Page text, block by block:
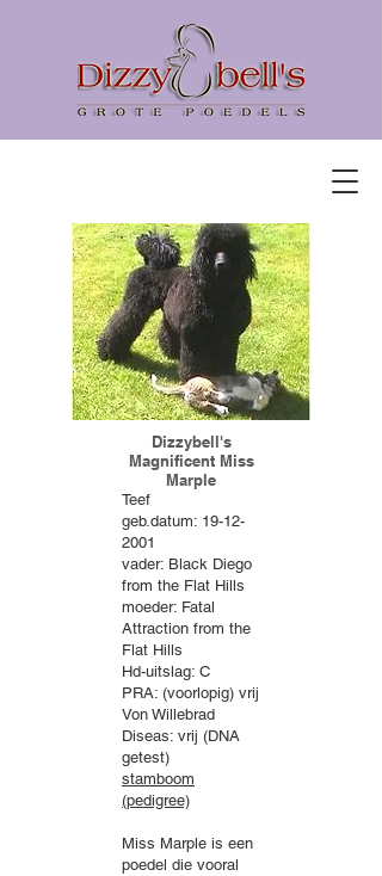
Dizzybell's
Magnificent Miss
Marple
Teef
geb.datum: 19-12-
2001
vader: Black Diego
from the Flat Hills
moeder: Fatal
Attraction from the
Flat Hills
Hd-uitslag: C
PRA: (voorlopig) vrij
Von Willebrad
Diseas: vrij (DNA
getest)
stamboom
(pedigree)
Miss Marple is een
poedel die vooral